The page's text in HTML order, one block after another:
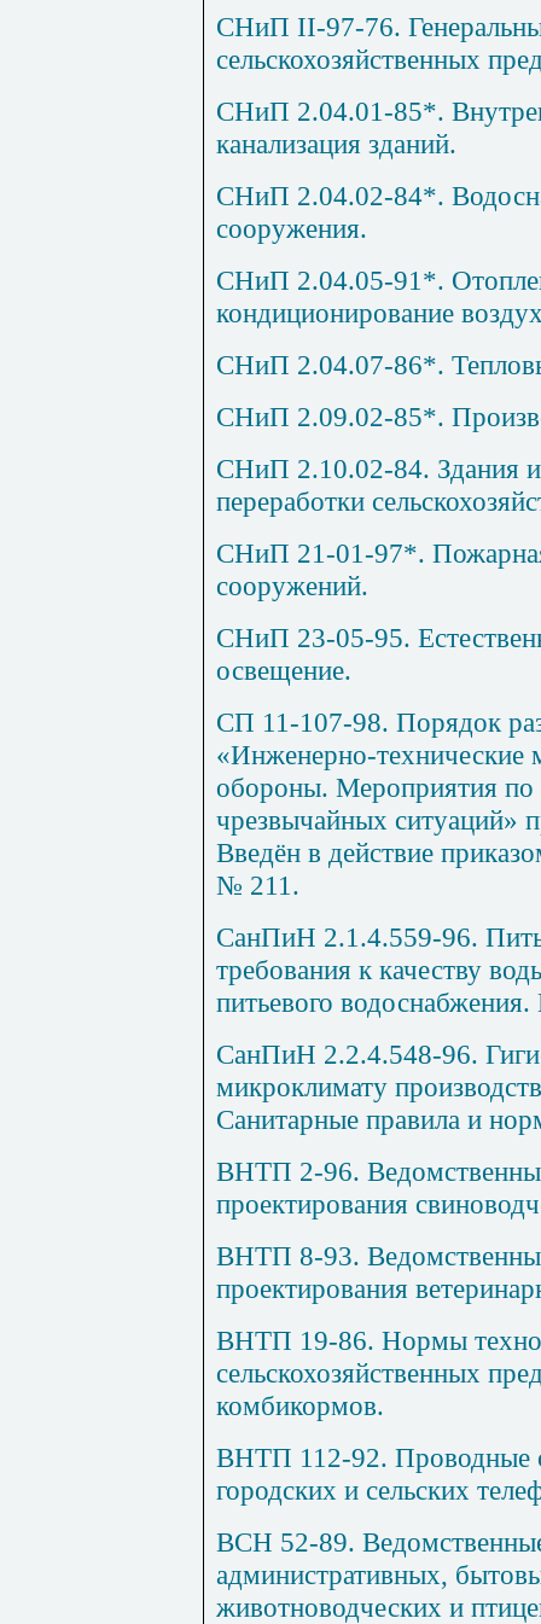
СНиП II-97-76.
сельскохозяйственных
СНиП 2.04.01-85*.
канализация зданий.
СНиП 2.04.02-84*.
сооружения.
СНиП 2.04.05-91*.
кондиционирование
СНиП 2.04.07-86*.
СНиП 2.09.02-85*.
СНиП 2.10.02-84. Здания
переработки
СНиП 21-01-97*.
сооружений.
СНиП 23-05-95.
освещение.
СП 11-107-98. Порядок
«Инженерно-технические
обороны. Мероприятия
чрезвычайных ситуаций»
Введён в действие
№ 211.
СанПиН 2.1.4.559-96.
требования к качеству
питьевого водоснабжения.
СанПиН 2.2.4.548-96.
микроклимату
Санитарные правила и
ВНТП 2-96.
проектирования
ВНТП 8-93.
проектирования
ВНТП 19-86. Нормы
сельскохозяйственных
комбикормов.
ВНТП 112-92. Проводные
городских и сельских
ВСН 52-89.
административных,
животноводческих и